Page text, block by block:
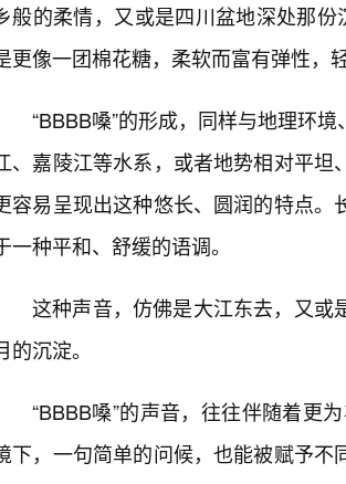
般的柔情，又或是四川盆地深处那
更像一团棉花糖，柔软而富有弹性，
“BBBB嗓”的形成，同样与地理环
、嘉陵江等水系，或者地势相对平
容易呈现出这种悠长、圆润的特点
一种平和、舒缓的语调。
这种声音，仿佛是大江东去，又或
的沉淀。
“BBBB嗓”的声音，往往伴随着更
下，一句简单的问候，也能被赋予